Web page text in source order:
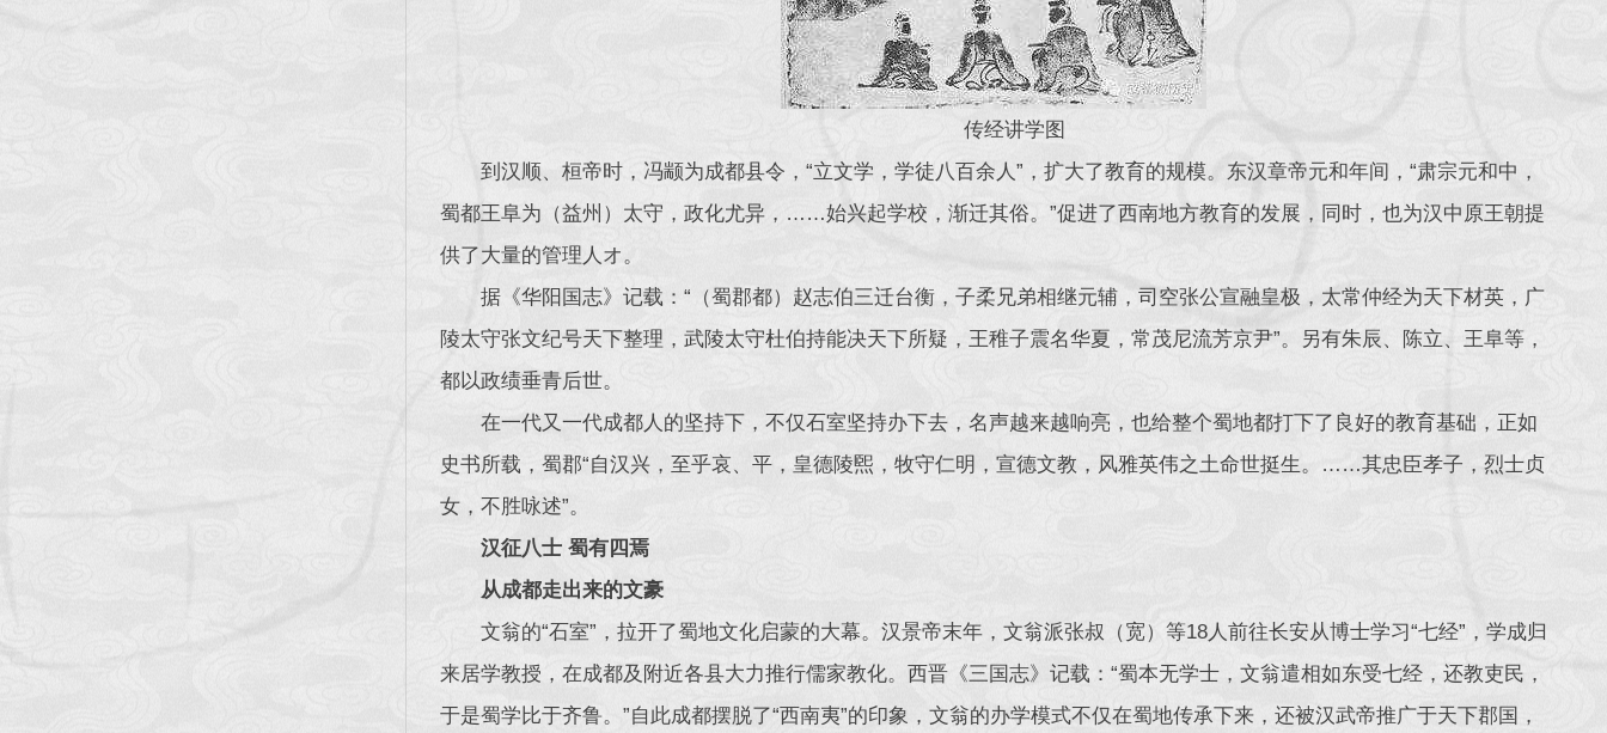
传经讲学图
到汉顺、桓帝时，冯颛为成都县令，“立文学，学徒八百余人”，扩大了教育的规模。东汉章帝元和年间，“肃宗元和中，
蜀都王阜为（益州）太守，政化尤异，……始兴起学校，渐迁其俗。”促进了西南地方教育的发展，同时，也为汉中原王朝提
供了大量的管理人オ。
据《华阳国志》记载：“（蜀郡都）赵志伯三迁台衡，子柔兄弟相继元辅，司空张公宣融皇极，太常仲经为天下材英，广
陵太守张文纪号天下整理，武陵太守杜伯持能决天下所疑，王稚子震名华夏，常茂尼流芳京尹”。另有朱辰、陈立、王阜等，
都以政绩垂青后世。
在一代又一代成都人的坚持下，不仅石室坚持办下去，名声越来越响亮，也给整个蜀地都打下了良好的教育基础，正如
史书所载，蜀郡“自汉兴，至乎哀、平，皇德陵煕，牧守仁明，宣德文教，风雅英伟之土命世挺生。……其忠臣孝子，烈士贞
女，不胜咏述”。
汉征八士 蜀有四焉
从成都走出来的文豪
文翁的“石室”，拉开了蜀地文化启蒙的大幕。汉景帝末年，文翁派张叔（宽）等18人前往长安从博士学习“七经”，学成归
来居学教授，在成都及附近各县大力推行儒家教化。西晋《三国志》记载：“蜀本无学士，文翁遣相如东受七经，还教吏民，
于是蜀学比于齐鲁。”自此成都摆脱了“西南夷”的印象，文翁的办学模式不仅在蜀地传承下来，还被汉武帝推广于天下郡国，